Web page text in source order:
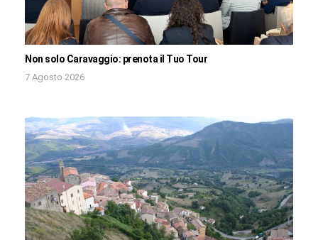
Non solo Caravaggio: prenota il Tuo Tour
7 Agosto 2026